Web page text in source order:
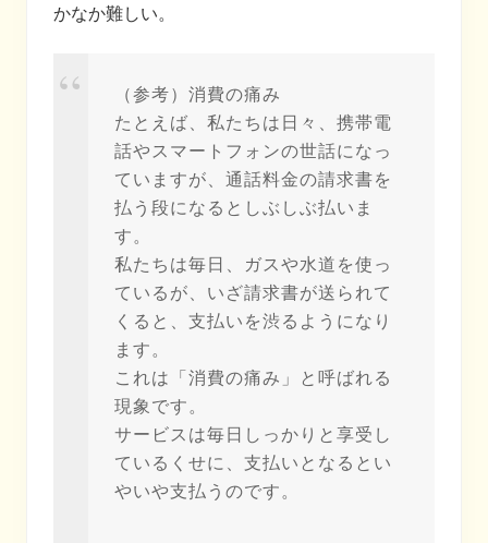
かなか難しい。
（参考）消費の痛み
たとえば、私たちは日々、携帯電
話やスマートフォンの世話になっ
ていますが、通話料金の請求書を
払う段になるとしぶしぶ払いま
す。
私たちは毎日、ガスや水道を使っ
ているが、いざ請求書が送られて
くると、支払いを渋るようになり
ます。
これは「消費の痛み」と呼ばれる
現象です。
サービスは毎日しっかりと享受し
ているくせに、支払いとなるとい
やいや支払うのです。